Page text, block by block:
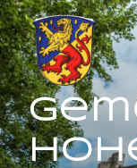
Zum
Inhalt
springen